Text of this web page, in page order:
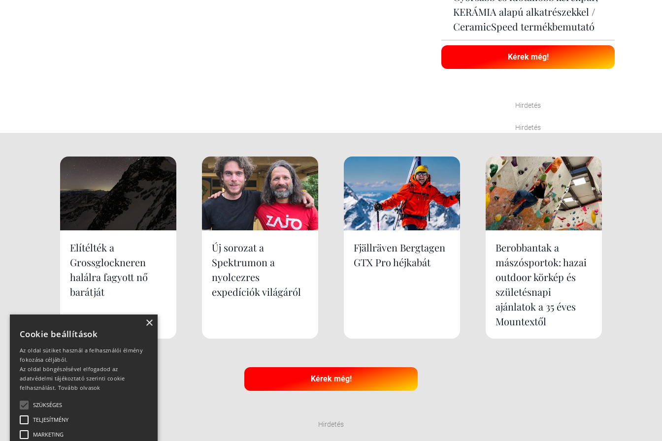
KERÁMIA alapú alkatrészekkel /
CeramicSpeed termékbemutató
Kérek még!
Hirdetés
Hirdetés
Elítélték a
Grossglockneren
halálra fagyott nő
barátját
Új sorozat a
Spektrumon a
nyolcezres
expedíciók világáról
Fjällräven Bergtagen
GTX Pro héjkabát
Berobbantak a
mászósportok: hazai
outdoor körkép és
születésnapi
ajánlatok a 35 éves
Mountextől
Kérek még!
Hirdetés
×
Cookie beállítások
Az oldal sütiket használ a felhasználói élmény
fokozása céljából.
Az oldal böngészésével elfogadod az
adatvédelmi tájékoztató szerinti cookie
felhasználást. Tovább olvasok
SZÜKSÉGES
TELJESÍTMÉNY
MARKETING